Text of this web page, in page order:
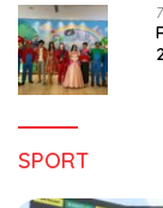
SPORT